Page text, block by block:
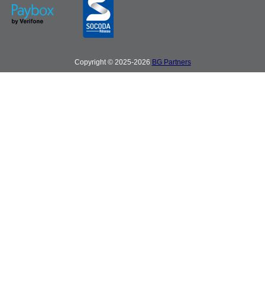
Copyright © 2025-2026 BG Partners